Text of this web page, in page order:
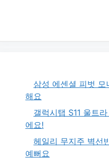
삼성 에센셜 피벗 모
해요
갤럭시탭 S11 울트
에요!
헤일리 무지주 벽선
예뻐요